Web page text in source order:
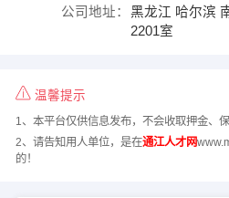
公司地址：
黑龙江 哈尔滨
2201室
温馨提示
1、本平台仅供信息发布，不会收取押金、
2、请告知用人单位，是在通江人才网
的！